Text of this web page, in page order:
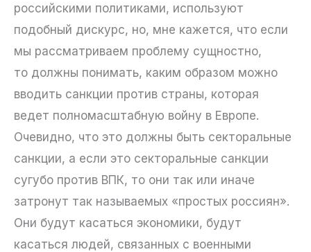
российскими политиками, используют
подобный дискурс, но, мне кажется, что если
мы рассматриваем проблему сущностно,
то должны понимать, каким образом можно
вводить санкции против страны, которая
ведет полномасштабную войну в Европе.
Очевидно, что это должны быть секторальные
санкции, а если это секторальные санкции
сугубо против ВПК, то они так или иначе
затронут так называемых «простых россиян».
Они будут касаться экономики, будут
касаться людей, связанных с военными